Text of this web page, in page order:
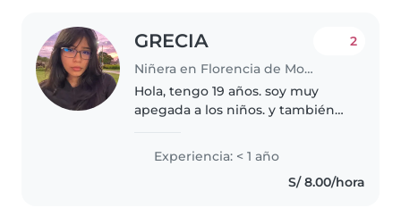
GRECIA
Niñera en Florencia de Mora
2
Hola, tengo 19 años. soy muy
apegada a los niños. y también
especiales. se dibujar, pintar, y
soy muy creativa. me gusta
Experiencia: < 1 año
S/ 8.00/hora